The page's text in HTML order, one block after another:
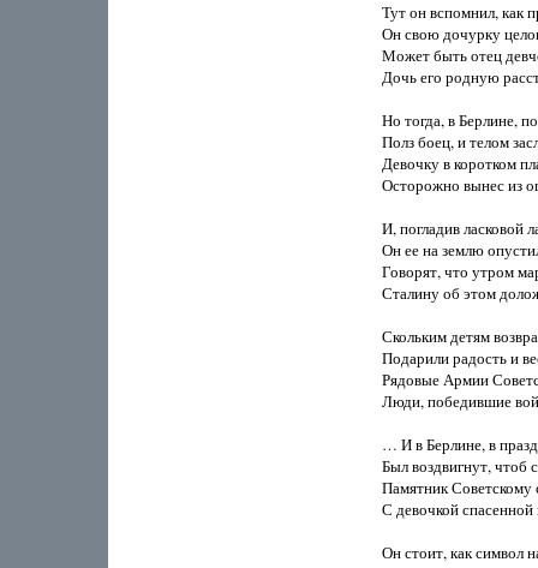
Тут он вспомнил, как
Он свою дочурку
Может быть отец
Дочь его родную
Но тогда, в Берлине,
Полз боец, и телом
Девочку в коротком
Осторожно вынес из
И, погладив ласковой
Он ее на землю
Говорят, что утром
Сталину об этом
Скольким детям
Подарили радость и
Рядовые Армии
Люди, победившие
… И в Берлине, в
Был воздвигнут, чтоб
Памятник Советскому
С девочкой спасенной
Он стоит, как символ